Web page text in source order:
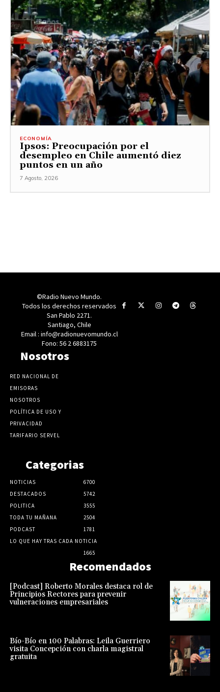
ECONOMÍA
Ipsos: Preocupación por el
desempleo en Chile aumentó diez
puntos en un año
7 Agosto, 2026
©Radio Nuevo Mundo.
Todos los derechos reservados
San Pablo 2271.
Santiago, Chile
Email : info@radionuevomundo.cl
Fono: 56 2 6883175
Nosotros
RED NACIONAL DE
EMISORAS
NOSOTROS
POLÍTICA DE USO Y
PRIVACIDAD
TARIFARIO SERVEL
Categorias
NOTICIAS
6700
DESTACADOS
5742
POLITICA
3555
TODA TU MAÑANA
2504
PODCAST
1781
LO QUE HAY TRAS CADA NOTICIA
1665
Recomendados
[Podcast] Roberto Morales destaca rol de
Principios Rectores para prevenir
vulneraciones empresariales
Bío-Bío en 100 Palabras: Leila Guerriero
visita Concepción con charla magistral
gratuita